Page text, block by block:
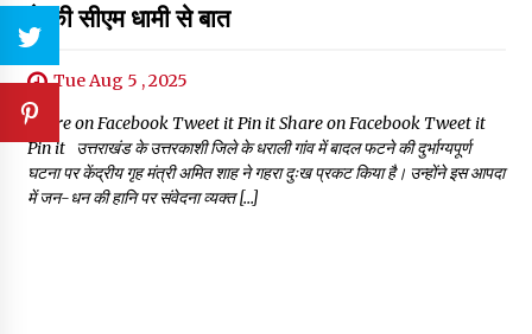
ने की सीएम धामी से बात
Tue Aug 5 , 2025
Share on Facebook Tweet it Pin it Share on Facebook Tweet it
Pin it उत्तराखंड के उत्तरकाशी जिले के धराली गांव में बादल फटने की दुर्भाग्यपूर्ण
घटना पर केंद्रीय गृह मंत्री अमित शाह ने गहरा दुःख प्रकट किया है। उन्होंने इस आपदा
में जन-धन की हानि पर संवेदना व्यक्त […]